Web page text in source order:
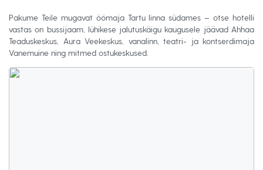
Pakume Teile mugavat öömaja Tartu linna südames – otse hotelli
vastas on bussijaam, lühikese jalutuskäigu kaugusele jäävad Ahhaa
Teaduskeskus, Aura Veekeskus, vanalinn, teatri- ja kontserdimaja
Vanemuine ning mitmed ostukeskused.